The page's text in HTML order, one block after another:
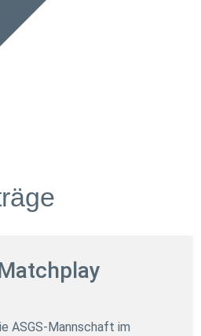
ASGS-Mannschaft im